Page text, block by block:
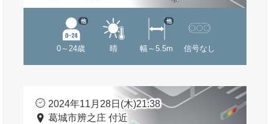
0～24歳
他
晴 幅～5.5m
他
信号なし
2024年11月28日(木)21:38
葛城市辨之庄 付近